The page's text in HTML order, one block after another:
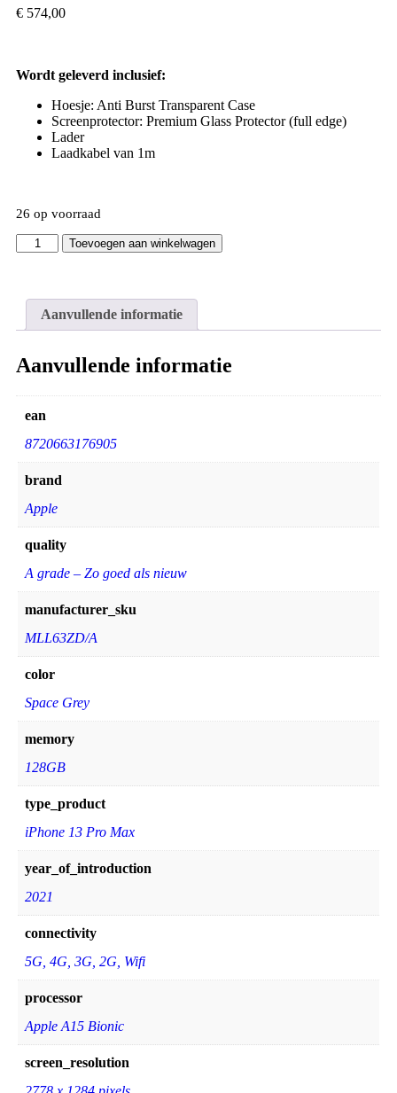
€ 574,00
Wordt geleverd inclusief:
Hoesje: Anti Burst Transparent Case
Screenprotector: Premium Glass Protector (full edge)
Lader
Laadkabel van 1m
26 op voorraad
Toevoegen aan winkelwagen
Aanvullende informatie
Aanvullende informatie
ean
8720663176905
brand
Apple
quality
A grade – Zo goed als nieuw
manufacturer_sku
MLL63ZD/A
color
Space Grey
memory
128GB
type_product
iPhone 13 Pro Max
year_of_introduction
2021
connectivity
5G, 4G, 3G, 2G, Wifi
processor
Apple A15 Bionic
screen_resolution